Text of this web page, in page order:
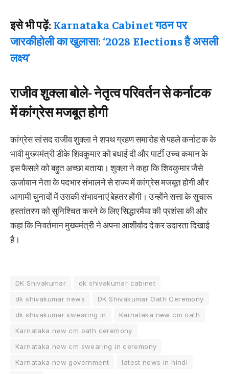
इसे भी पढ़ें: Karnataka Cabinet गठन पर
जारकीहोली का खुलासा: ‘2028 Elections है असली
लक्ष्य’
राजीव शुक्ला बोले- नेतृत्व परिवर्तन से कर्नाटक
में कांग्रेस मजबूत होगी
कांग्रेस सांसद राजीव शुक्ला ने शपथ ग्रहण समारोह से पहले कर्नाटक के
भावी मुख्यमंत्री डीके शिवकुमार को बधाई दी और पार्टी उच्च कमान के
इस फैसले को बहुत अच्छा बताया। शुक्ला ने कहा कि शिवकुमार जैसे
ऊर्जावान नेता के पदभार संभालने से राज्य में कांग्रेस मजबूत होगी और
आगामी चुनावों में उसकी संभावनाएं बेहतर होंगी। उन्होंने सत्ता के सुचारू
हस्तांतरण को सुनिश्चित करने के लिए सिद्धारमैया की प्रशंसा की और
कहा कि निवर्तमान मुख्यमंत्री ने अपना आशीर्वाद देकर उदारता दिखाई
है।
DK Shivakumar
dk shivakumar cabinet
dk shivakumar news
DK Shivakumar Oath Ceremony
dk shivakumar swearing in
Karnataka new cm oath
Karnataka new cm oath ceremony
Karnataka new cm swearing in ceremony
Karnataka new government
latest news in hindi